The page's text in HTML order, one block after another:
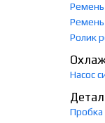
Ролик
Насос
Пробка